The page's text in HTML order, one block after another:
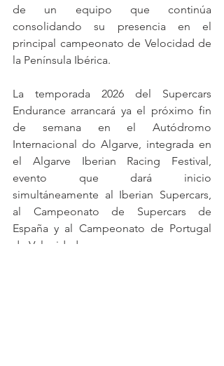
de un equipo que continúa
consolidando su presencia en el
principal campeonato de Velocidad de
la Península Ibérica.
La temporada 2026 del Supercars
Endurance arrancará ya el próximo fin
de semana en el Autódromo
Internacional do Algarve, integrada en
el Algarve Iberian Racing Festival,
evento que dará inicio
simultáneamente al Iberian Supercars,
al Campeonato de Supercars de
España y al Campeonato de Portugal
de Velocidade.